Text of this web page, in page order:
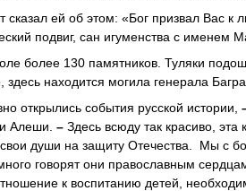
сказал ей об этом: «Бог призвал Вас
подвиг, сан игуменства с именем
более 130 памятников. Туляки
здесь находится могила генерала
открылись события русской истории,
Алеши. – Здесь всюду так красиво, эта
души на защиту Отечества. Мы с
говорят они православным
к воспитанию детей,